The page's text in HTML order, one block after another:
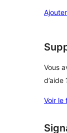
Vous
d’aide
Voir le